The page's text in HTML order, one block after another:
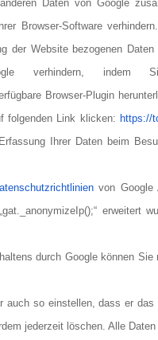
Daten von Google
Browser-Software
der Website bezogenen
verhindern,
Browser-Plugin
folgenden Link klicken: https://
Ihrer Daten beim
von Google
erweitert
durch Google können
auch so einstellen, dass er
jederzeit löschen. Alle